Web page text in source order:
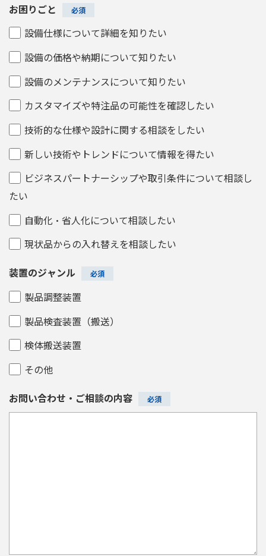
お困りごと
設備仕様について詳細を知りたい
設備の価格や納期について知りたい
設備のメンテナンスについて知りたい
カスタマイズや特注品の可能性を確認したい
技術的な仕様や設計に関する相談をしたい
新しい技術やトレンドについて情報を得たい
ビジネスパートナーシップや取引条件について相談し
たい
自動化・省人化について相談したい
現状品からの入れ替えを相談したい
装置のジャンル
製品調整装置
製品検査装置（搬送）
検体搬送装置
その他
お問い合わせ・ご相談の内容